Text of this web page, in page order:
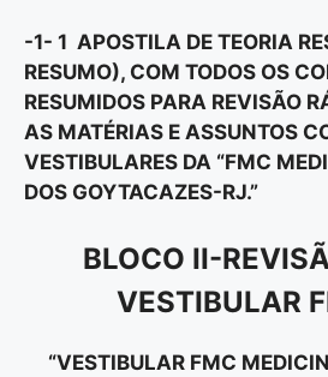
-1- 1 APOSTILA DE TEORIA
RESUMO), COM TODOS OS
RESUMIDOS PARA REVISÃO
AS MATÉRIAS E ASSUNTOS
VESTIBULARES DA “FMC
DOS GOYTACAZES-RJ.”
BLOCO II-
VESTIBULAR
“VESTIBULAR FMC